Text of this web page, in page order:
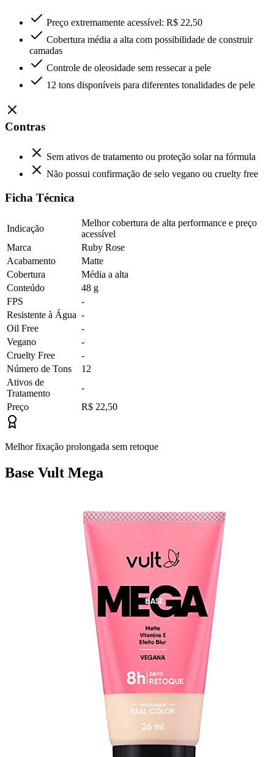
Preço extremamente acessível: R$ 22,50
Cobertura média a alta com possibilidade de construir
camadas
Controle de oleosidade sem ressecar a pele
12 tons disponíveis para diferentes tonalidades de pele
Contras
Sem ativos de tratamento ou proteção solar na fórmula
Não possui confirmação de selo vegano ou cruelty free
Ficha Técnica
Indicação
Melhor cobertura de alta performance e preço
acessível
Marca
Ruby Rose
Acabamento
Matte
Cobertura
Média a alta
Conteúdo
48 g
FPS
-
Resistente à Água -
Oil Free
-
Vegano
-
Cruelty Free
-
Número de Tons
12
Ativos de
Tratamento
-
Preço
R$ 22,50
Melhor fixação prolongada sem retoque
Base Vult Mega